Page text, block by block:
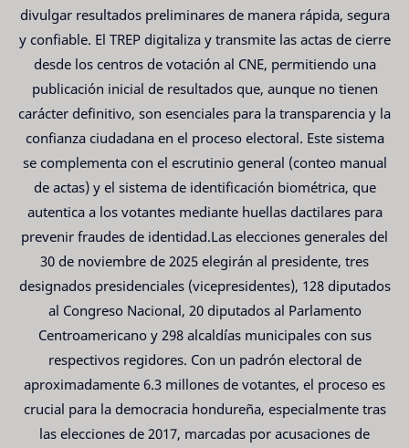
divulgar resultados preliminares de manera rápida, segura
y confiable. El TREP digitaliza y transmite las actas de cierre
desde los centros de votación al CNE, permitiendo una
publicación inicial de resultados que, aunque no tienen
carácter definitivo, son esenciales para la transparencia y la
confianza ciudadana en el proceso electoral. Este sistema
se complementa con el escrutinio general (conteo manual
de actas) y el sistema de identificación biométrica, que
autentica a los votantes mediante huellas dactilares para
prevenir fraudes de identidad.Las elecciones generales del
30 de noviembre de 2025 elegirán al presidente, tres
designados presidenciales (vicepresidentes), 128 diputados
al Congreso Nacional, 20 diputados al Parlamento
Centroamericano y 298 alcaldías municipales con sus
respectivos regidores. Con un padrón electoral de
aproximadamente 6.3 millones de votantes, el proceso es
crucial para la democracia hondureña, especialmente tras
las elecciones de 2017, marcadas por acusaciones de